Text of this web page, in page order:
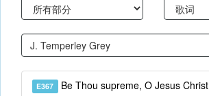
E367 Be Thou supreme, O Jesus Christ